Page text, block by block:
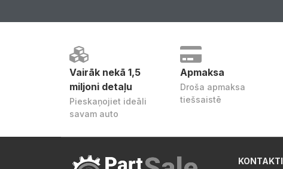
Vairāk nekā 1,5
miljoni detaļu
Pieskaņojiet ideāli
savam auto
Apmaksa
Droša apmaksa
tiešsaistē
KONTAKTI